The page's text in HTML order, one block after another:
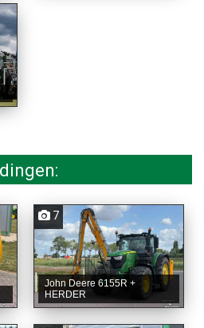
7
John Deere 6155R +
HERDER